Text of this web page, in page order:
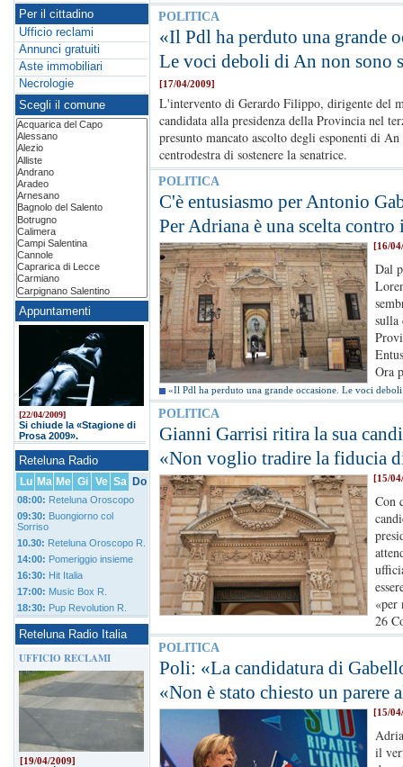
Per il cittadino
Ufficio reclami
Annunci gratuiti
Aste immobiliari
Necrologie
Scegli il comune
Appuntamenti
[22/04/2009]
Si chiude la «Stagione di
Prosa 2009».
Reteluna Radio
Lu Ma Me Gi Ve Sa Do
08:00: Reteluna Oroscopo
09:30: Buongiorno col
Sorriso
10.30: Reteluna Oroscopo R.
14:00: Pomeriggio insieme
16:30: Hit Italia
17:00: Music Box R.
18:30: Pup Revolution R.
Reteluna Radio Italia
UFFICIO RECLAMI
[19/04/2009]
POLITICA
«Il Pdl ha perduto una grande
Le voci deboli di An non sono
[17/04/2009]
L'intervento di Gerardo Filippo, dirigente del
candidata alla presidenza della Provincia nel
presunto mancato ascolto degli esponenti di
centrodestra di sostenere la senatrice.
POLITICA
C'è entusiasmo per Antonio
Per Adriana è una scelta
[16/
Dal
sulla
Ora
«Il Pdl ha perduto una grande occasione. Le voci
POLITICA
Gianni Garrisi ritira la sua
«Non voglio tradire la fiducia
[15/
Con
«per
26
POLITICA
Poli: «La candidatura di
«Non è stato chiesto un parere
[15/
il